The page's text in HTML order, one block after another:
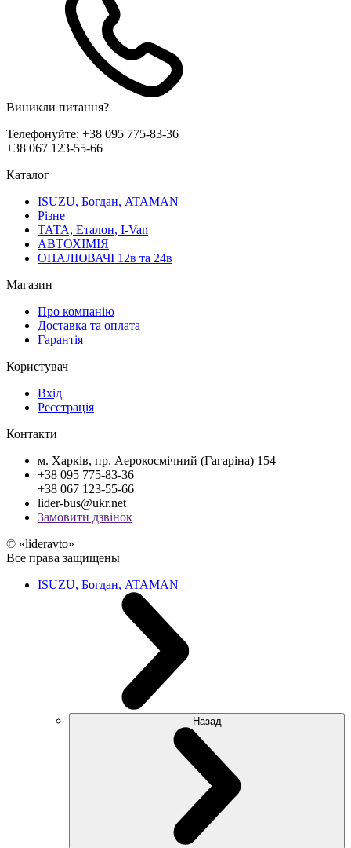
Виникли питання?
Телефонуйте: +38 095 775-83-36
+38 067 123-55-66
Каталог
ISUZU, Богдан, ATAMAN
Різне
ТАТА, Еталон, I-Van
АВТОХІМІЯ
ОПАЛЮВАЧІ 12в та 24в
Магазин
Про компанію
Доставка та оплата
Гарантія
Користувач
Вхід
Реєстрація
Контакти
м. Харків, пр. Аерокосмічний (Гагаріна) 154
+38 095 775-83-36
+38 067 123-55-66
lider-bus@ukr.net
Замовити дзвінок
© «lideravto»
Все права защищены
ISUZU, Богдан, ATAMAN
Назад